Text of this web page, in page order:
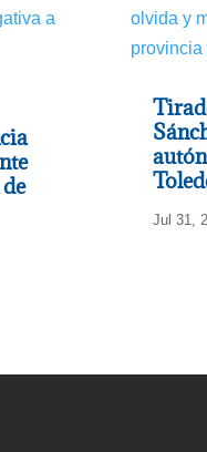
Jul 31,